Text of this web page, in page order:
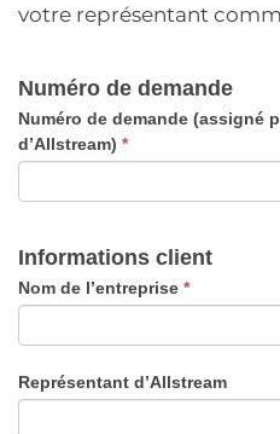
votre représentant
Formulaire
de
justification
IP
Numéro de demande
Numéro de demande (assigné
d’Allstream) *
Informations client
Nom de l’entreprise *
Représentant d’Allstream